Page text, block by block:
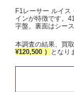
F1レーサー ルイス
インが特徴です。
字盤。裏面はシー
本調査の結果、買
¥120,500 ）
となり